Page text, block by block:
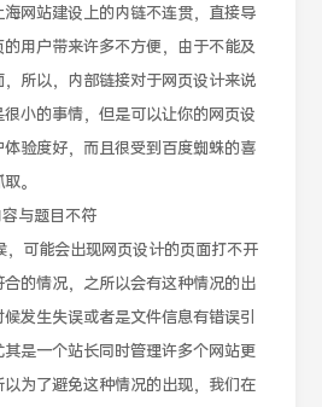
网站建设上的内链不连贯，直接导
用户带来许多不方便，由于不能及
所以，内部链接对于网页设计来说
小的事情，但是可以让你的网页设
验度好，而且很受到百度蜘蛛的喜
。
与题目不符
可能会出现网页设计的页面打不开
的情况，之所以会有这种情况的出
发生失误或者是文件信息有错误引
是一个站长同时管理许多个网站更
为了避免这种情况的出现，我们在